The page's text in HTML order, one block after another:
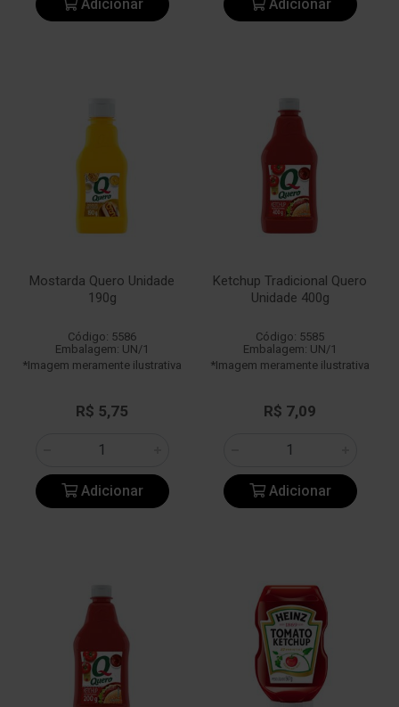
Adicionar Adicionar
Mostarda Quero Unidade
190g
Código: 5586
Embalagem: UN/1
*Imagem meramente ilustrativa
R$ 5,75
Adicionar
Ketchup Tradicional Quero
Unidade 400g
Código: 5585
Embalagem: UN/1
*Imagem meramente ilustrativa
R$ 7,09
Adicionar